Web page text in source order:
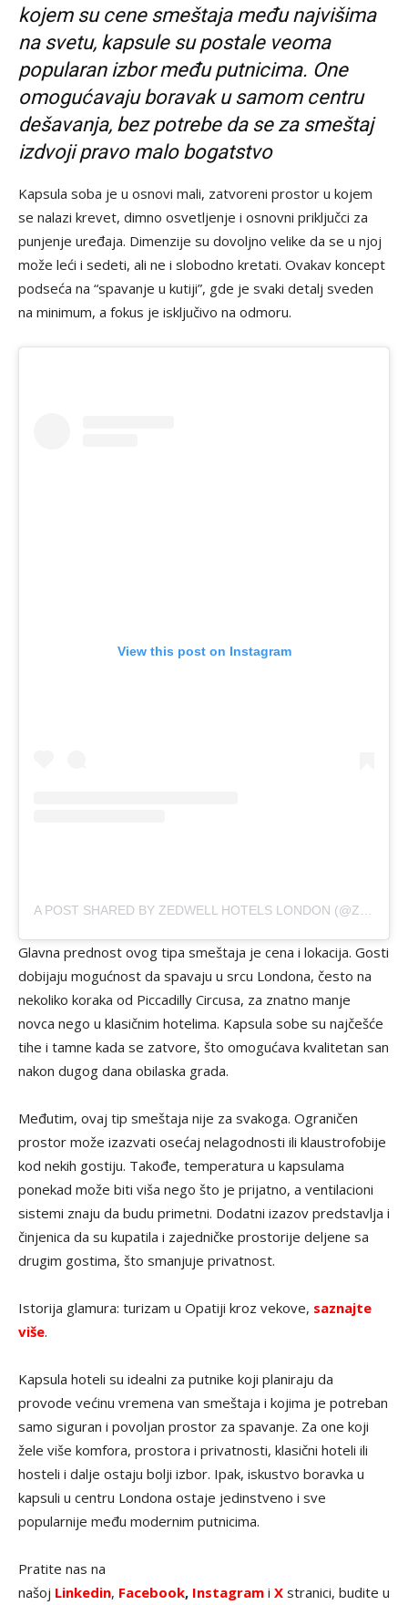
kojem su cene smeštaja među najvišima
na svetu, kapsule su postale veoma
popularan izbor među putnicima. One
omogućavaju boravak u samom centru
dešavanja, bez potrebe da se za smeštaj
izdvoji pravo malo bogatstvo
Kapsula soba je u osnovi mali, zatvoreni prostor u kojem
se nalazi krevet, dimno osvetljenje i osnovni priključci za
punjenje uređaja. Dimenzije su dovoljno velike da se u njoj
može leći i sedeti, ali ne i slobodno kretati. Ovakav koncept
podseća na “spavanje u kutiji”, gde je svaki detalj sveden
na minimum, a fokus je isključivo na odmoru.
View this post on Instagram
Glavna prednost ovog tipa smeštaja je cena i lokacija. Gosti
dobijaju mogućnost da spavaju u srcu Londona, često na
nekoliko koraka od Piccadilly Circusa, za znatno manje
novca nego u klasičnim hotelima. Kapsula sobe su najčešće
tihe i tamne kada se zatvore, što omogućava kvalitetan san
nakon dugog dana obilaska grada.
Međutim, ovaj tip smeštaja nije za svakoga. Ograničen
prostor može izazvati osećaj nelagodnosti ili klaustrofobije
kod nekih gostiju. Takođe, temperatura u kapsulama
ponekad može biti viša nego što je prijatno, a ventilacioni
sistemi znaju da budu primetni. Dodatni izazov predstavlja i
činjenica da su kupatila i zajedničke prostorije deljene sa
drugim gostima, što smanjuje privatnost.
Istorija glamura: turizam u Opatiji kroz vekove, saznajte
više.
Kapsula hoteli su idealni za putnike koji planiraju da
provode većinu vremena van smeštaja i kojima je potreban
samo siguran i povoljan prostor za spavanje. Za one koji
žele više komfora, prostora i privatnosti, klasični hoteli ili
hosteli i dalje ostaju bolji izbor. Ipak, iskustvo boravka u
kapsuli u centru Londona ostaje jedinstveno i sve
popularnije među modernim putnicima.
Pratite nas na
našoj Linkedin, Facebook, Instagram i X stranici, budite u